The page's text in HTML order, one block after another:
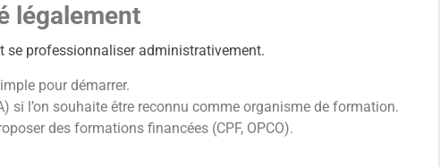
légalement
se professionnaliser administrativement.
pour démarrer.
si l’on souhaite être reconnu comme organisme de formation.
des formations financées (CPF, OPCO).